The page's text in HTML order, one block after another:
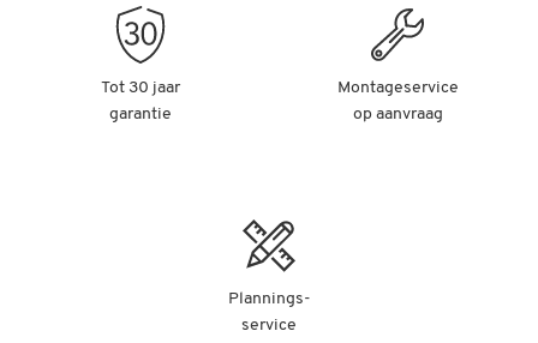
Tot 30 jaar
garantie
Montageservice
op aanvraag
Plannings-
service